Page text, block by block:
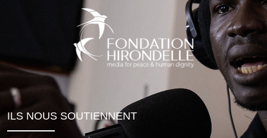
ILS NOUS SOUTIENNENT